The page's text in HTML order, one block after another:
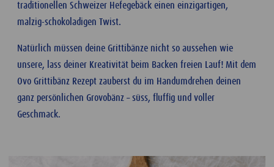
traditionellen Schweizer Hefegebäck einen einzigartigen,
malzig-schokoladigen Twist.
Natürlich müssen deine Grittibänze nicht so aussehen wie
unsere, lass deiner Kreativität beim Backen freien Lauf! Mit dem
Ovo Grittibänz Rezept zauberst du im Handumdrehen deinen
ganz persönlichen Grovobänz – süss, fluffig und voller
Geschmack.